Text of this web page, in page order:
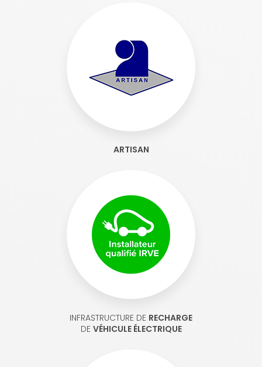
ARTISAN
INFRASTRUCTURE DE RECHARGE
DE VÉHICULE ÉLECTRIQUE